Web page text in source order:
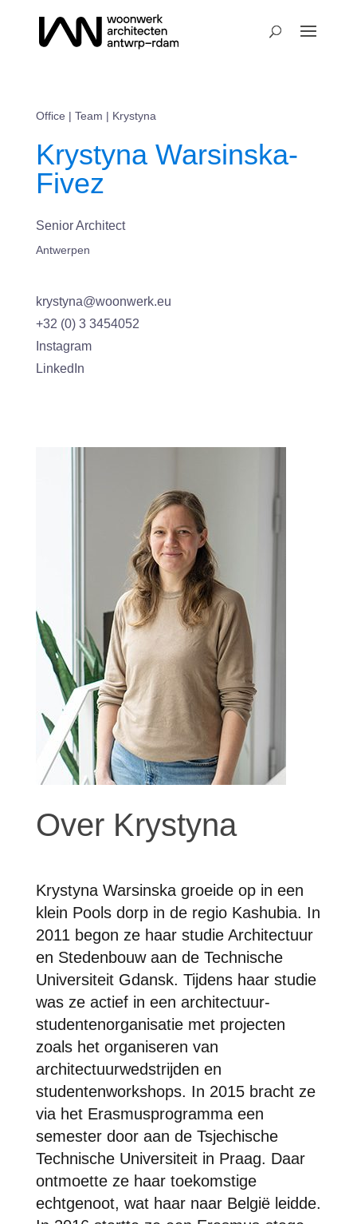
Office | Team | Krystyna
Krystyna Warsinska-
Fivez
Senior Architect
Antwerpen
krystyna@woonwerk.eu
+32 (0) 3 3454052
Instagram
LinkedIn
Over Krystyna
Krystyna Warsinska groeide op in een
klein Pools dorp in de regio Kashubia. In
2011 begon ze haar studie Architectuur
en Stedenbouw aan de Technische
Universiteit Gdansk. Tijdens haar studie
was ze actief in een architectuur-
studentenorganisatie met projecten
zoals het organiseren van
architectuurwedstrijden en
studentenworkshops. In 2015 bracht ze
via het Erasmusprogramma een
semester door aan de Tsjechische
Technische Universiteit in Praag. Daar
ontmoette ze haar toekomstige
echtgenoot, wat haar naar België leidde.